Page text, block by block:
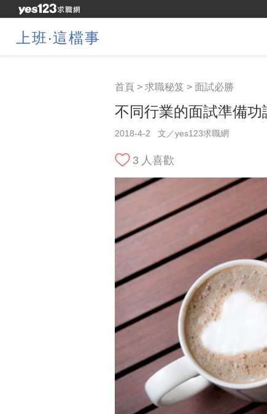
上班‧這檔事
首頁 > 求職秘笈 > 面試必勝
不同行業的面試準備
2018-4-2 文／yes123求職網
3 人喜歡